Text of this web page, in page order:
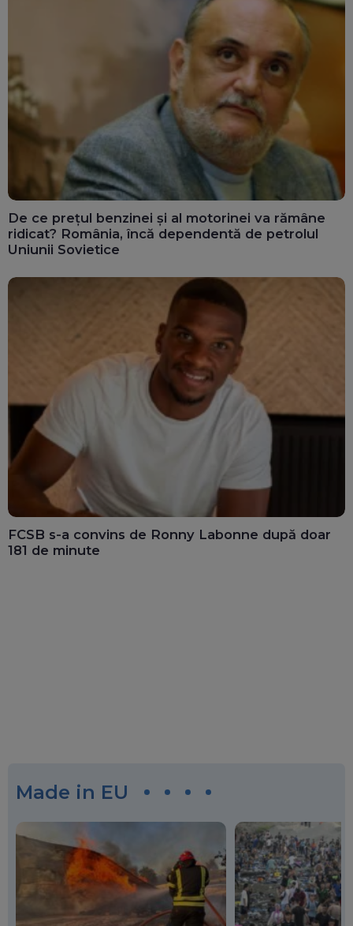
De ce prețul benzinei și al motorinei va rămâne
ridicat? România, încă dependentă de petrolul
Uniunii Sovietice
FCSB s-a convins de Ronny Labonne după doar
181 de minute
Made in EU